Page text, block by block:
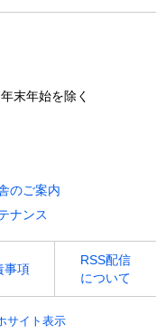
末年始を除く
のご案内
ナンス
事項
RSS配信
について
サイト表示